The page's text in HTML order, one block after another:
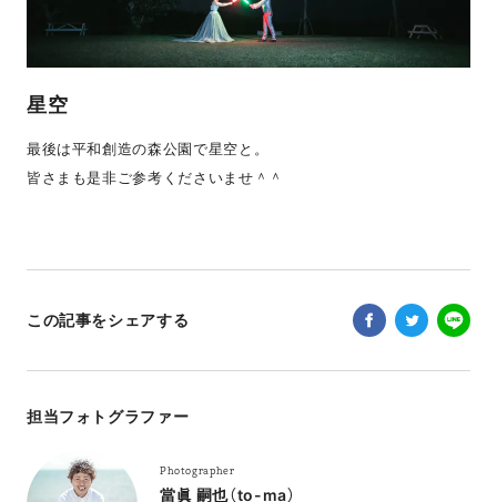
星空
最後は平和創造の森公園で星空と。
皆さまも是非ご参考くださいませ＾＾
この記事をシェアする
担当フォトグラファー
Photographer
當眞 嗣也（to-ma）